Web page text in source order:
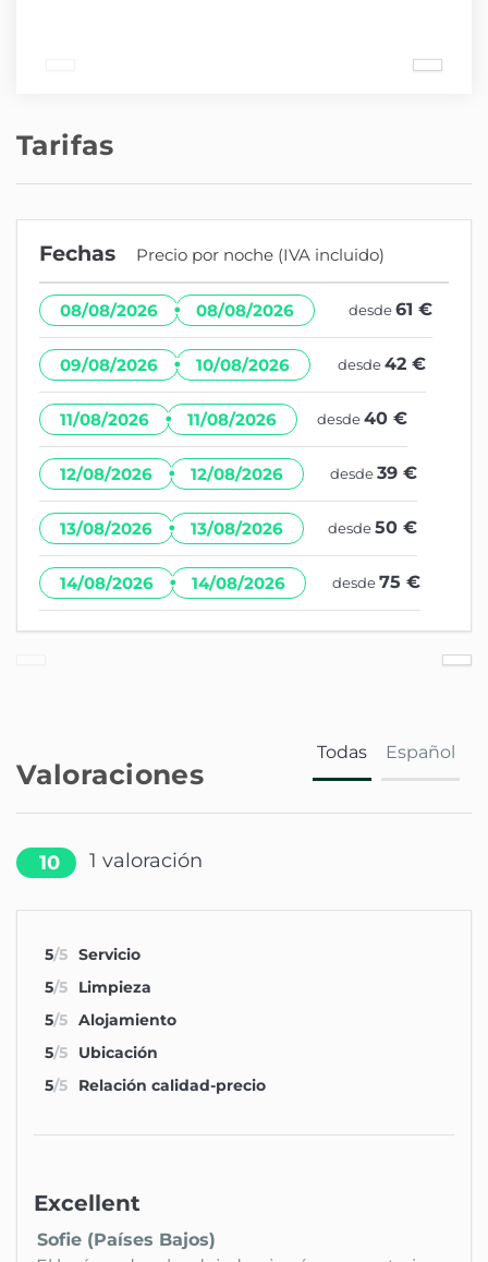
Tarifas
Fechas Precio por noche (IVA incluido)
08/08/2026 · 08/08/2026 desde61 €
09/08/2026 · 10/08/2026 desde42 €
11/08/2026 · 11/08/2026 desde40 €
12/08/2026 · 12/08/2026 desde39 €
13/08/2026 · 13/08/2026 desde50 €
14/08/2026 · 14/08/2026 desde75 €
Valoraciones
10 1 valoración
Todas Español
5/5 Servicio
5/5
Limpieza
5/5 Alojamiento
5/5
Ubicación
5/5 Relación calidad-precio
Excellent
Sofie (Países Bajos)